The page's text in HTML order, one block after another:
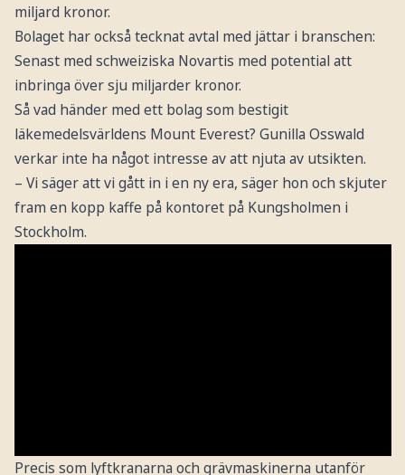
miljard kronor.
Bolaget har också tecknat avtal med jättar i branschen:
Senast med schweiziska Novartis med potential att
inbringa över sju miljarder kronor.
Så vad händer med ett bolag som bestigit
läkemedelsvärldens Mount Everest? Gunilla Osswald
verkar inte ha något intresse av att njuta av utsikten.
– Vi säger att vi gått in i en ny era, säger hon och skjuter
fram en kopp kaffe på kontoret på Kungsholmen i
Stockholm.
Precis som lyftkranarna och grävmaskinerna utanför